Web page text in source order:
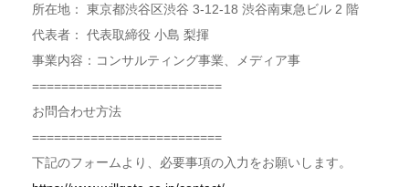
所在地： 東京都渋谷区渋谷 3-12-18 渋谷南東急ビル 2 階
代表者： 代表取締役 小島 梨揮
事業内容：コンサルティング事業、メディア事
==========================
お問合わせ方法
==========================
下記のフォームより、必要事項の入力をお願いします。